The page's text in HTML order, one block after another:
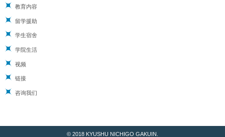
教育内容
留学援助
学生宿舍
学院生活
视频
链接
咨询我们
© 2018 KYUSHU NICHIGO GAKUIN.